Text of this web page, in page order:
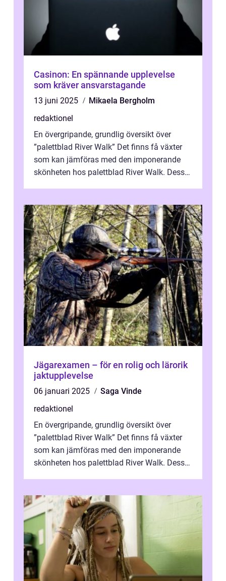
Casinon: En spännande upplevelse
som kräver ansvarstagande
13 juni 2025
Mikaela Bergholm
redaktionel
En övergripande, grundlig översikt över
”palettblad River Walk” Det finns få växter
som kan jämföras med den imponerande
skönheten hos palettblad River Walk. Dess
Jägarexamen – för en rolig och lärorik
jaktupplevelse
06 januari 2025
Saga Vinde
redaktionel
En övergripande, grundlig översikt över
”palettblad River Walk” Det finns få växter
som kan jämföras med den imponerande
skönheten hos palettblad River Walk. Dess